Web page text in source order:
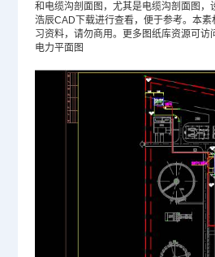
和电缆沟剖面图，尤其是电缆沟剖面图，
浩辰CAD下载进行查看，便于参考。本素
习资料，请勿商用。更多图纸库资源可访
电力平面图